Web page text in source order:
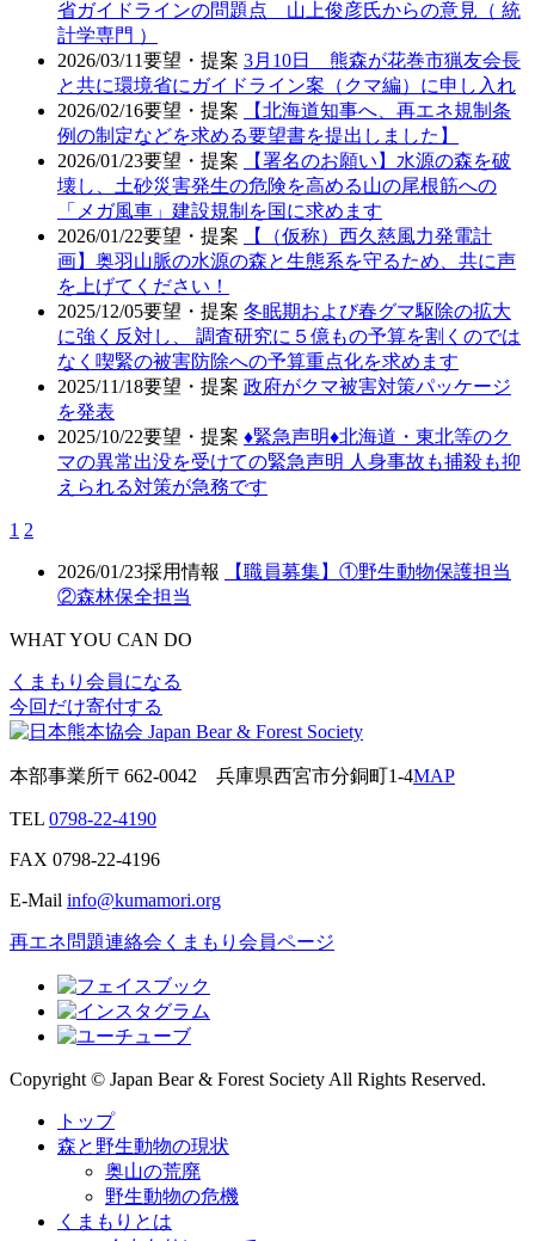
省ガイドラインの問題点 山上俊彦氏からの意見（ 統
計学専門 ）
2026/03/11要望・提案 3月10日 熊森が花巻市猟友会長
と共に環境省にガイドライン案（クマ編）に申し入れ
2026/02/16要望・提案
【北海道知事へ、再エネ規制条
例の制定などを求める要望書を提出しました】
2026/01/23要望・提案
【署名のお願い】水源の森を破
壊し、土砂災害発生の危険を高める山の尾根筋への
「メガ風車」建設規制を国に求めます
2026/01/22要望・提案
【（仮称）西久慈風力発電計
画】奥羽山脈の水源の森と生態系を守るため、共に声
を上げてください！
2025/12/05要望・提案 冬眠期および春グマ駆除の拡大
に強く反対し、 調査研究に５億もの予算を割くのでは
なく喫緊の被害防除への予算重点化を求めます
2025/11/18要望・提案 政府がクマ被害対策パッケージ
を発表
2025/10/22要望・提案 ♦️緊急声明♦️北海道・東北等のク
マの異常出没を受けての緊急声明 人身事故も捕殺も抑
えられる対策が急務です
1 2
2026/01/23採用情報
【職員募集】①野生動物保護担当
②森林保全担当
WHAT YOU CAN DO
くまもり会員になる
今回だけ寄付する
本部事業所〒662-0042 兵庫県西宮市分銅町1-4MAP
TEL 0798-22-4190
FAX 0798-22-4196
E-Mail info@kumamori.org
再エネ問題連絡会 くまもり会員ページ
Copyright © Japan Bear & Forest Society All Rights Reserved.
トップ
森と野生動物の現状
奥山の荒廃
野生動物の危機
くまもりとは